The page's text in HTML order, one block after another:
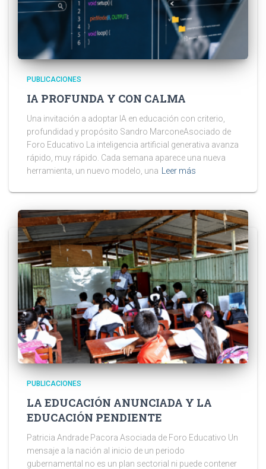
PUBLICACIONES
IA PROFUNDA Y CON CALMA
Una invitación a adoptar IA en educación con criterio,
profundidad y propósito Sandro MarconeAsociado de
Foro Educativo La inteligencia artificial generativa avanza
rápido, muy rápido. Cada semana aparece una nueva
herramienta, un nuevo modelo, una
Leer más
PUBLICACIONES
LA EDUCACIÓN ANUNCIADA Y LA
EDUCACIÓN PENDIENTE
Patricia Andrade Pacora Asociada de Foro Educativo Un
mensaje a la nación al inicio de un periodo
gubernamental no es un plan sectorial ni puede contener